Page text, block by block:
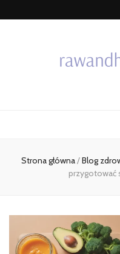
Strona główna/Blog
przygotować